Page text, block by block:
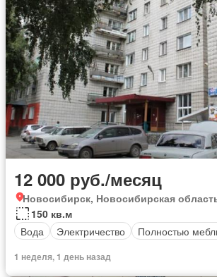
12 000 руб./месяц
Новосибирск, Новосибирская
150 кв.м
Вода
Электричество Полностью
1 неделя, 1 день назад